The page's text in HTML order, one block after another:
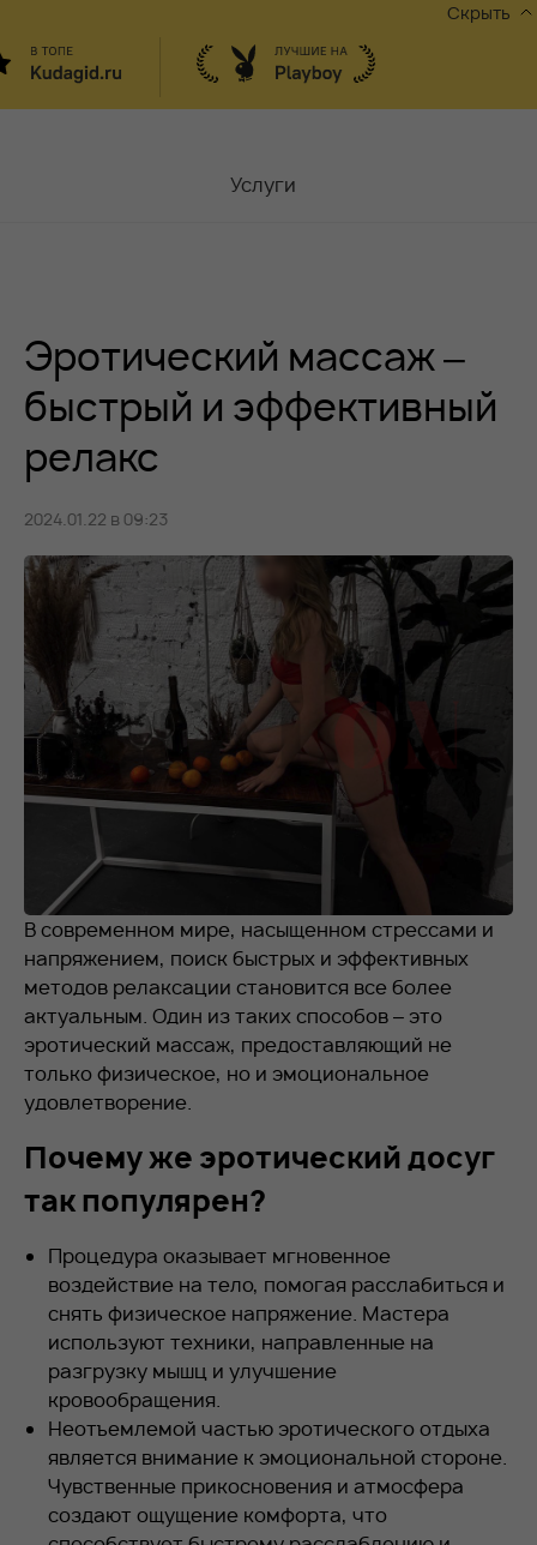
Скрыть
Услуги
Акции
Москва,
+7 912 076-93-01
RU EN
Эротический массаж –
быстрый и эффективный
релакс
2024.01.22 в 09:23
В современном мире, насыщенном стрессами и
напряжением, поиск быстрых и эффективных
методов релаксации становится все более
актуальным. Один из таких способов – это
эротический массаж, предоставляющий не
только физическое, но и эмоциональное
удовлетворение.
Почему же эротический досуг
так популярен?
Процедура оказывает мгновенное
воздействие на тело, помогая расслабиться и
снять физическое напряжение. Мастера
используют техники, направленные на
разгрузку мышц и улучшение
кровообращения.
Неотъемлемой частью эротического отдыха
является внимание к эмоциональной стороне.
Чувственные прикосновения и атмосфера
создают ощущение комфорта, что